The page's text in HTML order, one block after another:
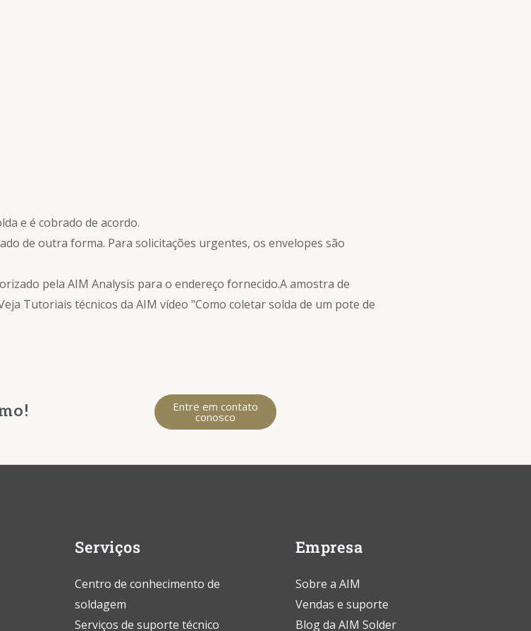
e é cobrado de acordo.
de outra forma. Para solicitações urgentes, os envelopes são
pela AIM Analysis para o endereço fornecido.A amostra de
Tutoriais técnicos da AIM vídeo "Como coletar solda de um pote de
Entre em contato
conosco
Serviços
Centro de conhecimento de
soldagem
Serviços de suporte técnico
Empresa
Sobre a AIM
Vendas e suporte
Blog da AIM Solder